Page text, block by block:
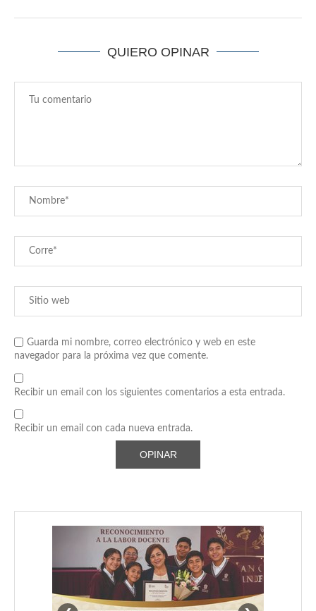
QUIERO OPINAR
Guarda mi nombre, correo electrónico y web en este
navegador para la próxima vez que comente.
Recibir un email con los siguientes comentarios a esta entrada.
Recibir un email con cada nueva entrada.